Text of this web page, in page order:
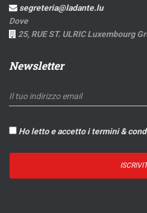
segreteria@ladante.lu
Dove
25, RUE ST. ULRIC Luxembourg
Newsletter
Ho letto e accetto i termini &